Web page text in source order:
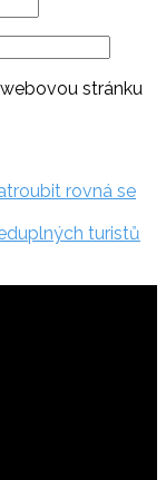
stránku
rovná se
turistů